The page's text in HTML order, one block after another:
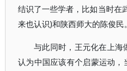
结识了一些学者，比如当时在
来也认识)和陕西师大的陈俊民。
与此同时，王元化在上海
认为中国应该有个启蒙运动，